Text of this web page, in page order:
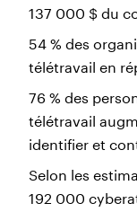
137 000 $ du
54 % des
télétravail en
76 % des
télétravail
identifier et
Selon les
192 000